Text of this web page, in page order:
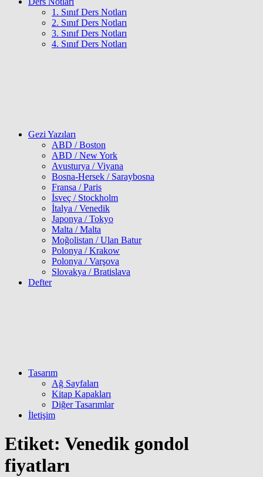
1. Sınıf Ders Notları
2. Sınıf Ders Notları
3. Sınıf Ders Notları
4. Sınıf Ders Notları
Gezi Yazıları
ABD / Boston
ABD / New York
Avusturya / Viyana
Bosna-Hersek / Saraybosna
Fransa / Paris
İsveç / Stockholm
İtalya / Venedik
Japonya / Tokyo
Malta / Malta
Moğolistan / Ulan Batur
Polonya / Krakow
Polonya / Varşova
Slovakya / Bratislava
Defter
Tasarım
Ağ Sayfaları
Kitap Kapakları
Diğer Tasarımlar
İletişim
Etiket: Venedik gondol
fiyatları